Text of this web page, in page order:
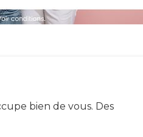
bien de vous. Des